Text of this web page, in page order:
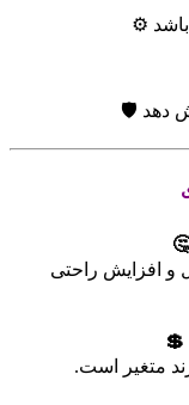
⚙️
دهد 🛡️
و افزایش راحتی
متغیر است.